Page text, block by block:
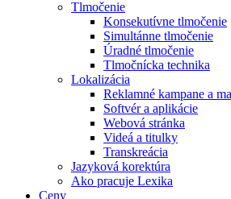
Tlmočenie
Konsekutívne tlmočenie
Simultánne tlmočenie
Úradné tlmočenie
Tlmočnícka technika
Lokalizácia
Reklamné kampane a
Softvér a aplikácie
Webová stránka
Videá a titulky
Transkreácia
Jazyková korektúra
Ako pracuje Lexika
Ceny